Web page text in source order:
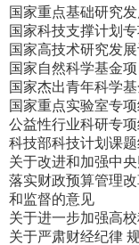
国家重点基础研究
国家科技支撑计划
国家高技术研究发
国家自然科学基金
国家杰出青年科学
国家重点实验室专
公益性行业科研专
科技部科技计划课
关于改进和加强中
落实财政预算管理
和监督的意见
关于进一步加强高
关于严肃财经纪律